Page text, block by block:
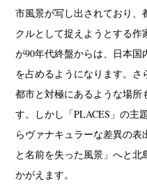
市風景が写し出されており、
クルとして捉えようとする作
が90年代終盤からは、日本国
を占めるようになります。さ
都市と対極にあるような場所
す。しかし「PLACES」の主
らヴァナキュラーな差異の
と名前を失った風景」へと北
かがえます。